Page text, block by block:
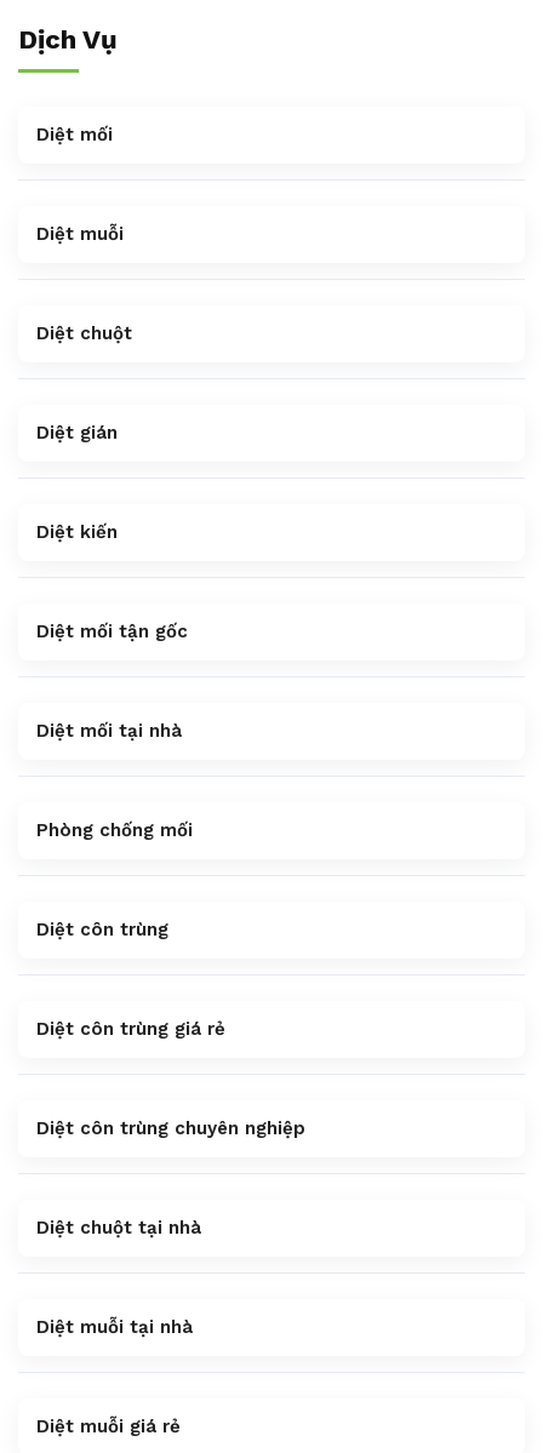
Dịch Vụ
Diệt mối
Diệt muỗi
Diệt chuột
Diệt gián
Diệt kiến
Diệt mối tận gốc
Diệt mối tại nhà
Phòng chống mối
Diệt côn trùng
Diệt côn trùng giá rẻ
Diệt côn trùng chuyên nghiệp
Diệt chuột tại nhà
Diệt muỗi tại nhà
Diệt muỗi giá rẻ